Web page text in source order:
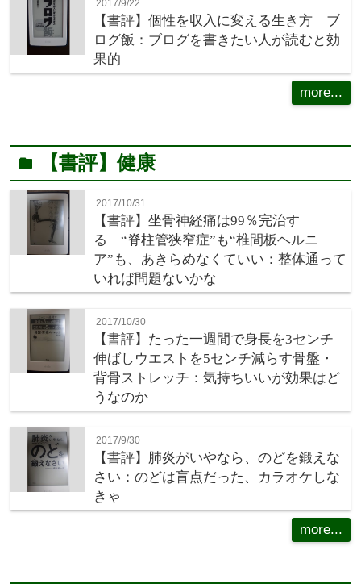
2017/9/22
【書評】個性を収入に変える生き方 ブ
ログ飯：ブログを書きたい人が読むと効
果的
more...
folder 【書評】健康
2017/10/31
【書評】坐骨神経痛は99％完治す
る “脊柱管狭窄症”も“椎間板ヘルニ
ア”も、あきらめなくていい：整体通って
いれば問題ないかな
2017/10/30
【書評】たった一週間で身長を3センチ
伸ばしウエストを5センチ減らす骨盤・
背骨ストレッチ：気持ちいいが効果はど
うなのか
2017/9/30
【書評】肺炎がいやなら、のどを鍛えな
さい：のどは盲点だった、カラオケしな
きゃ
more...